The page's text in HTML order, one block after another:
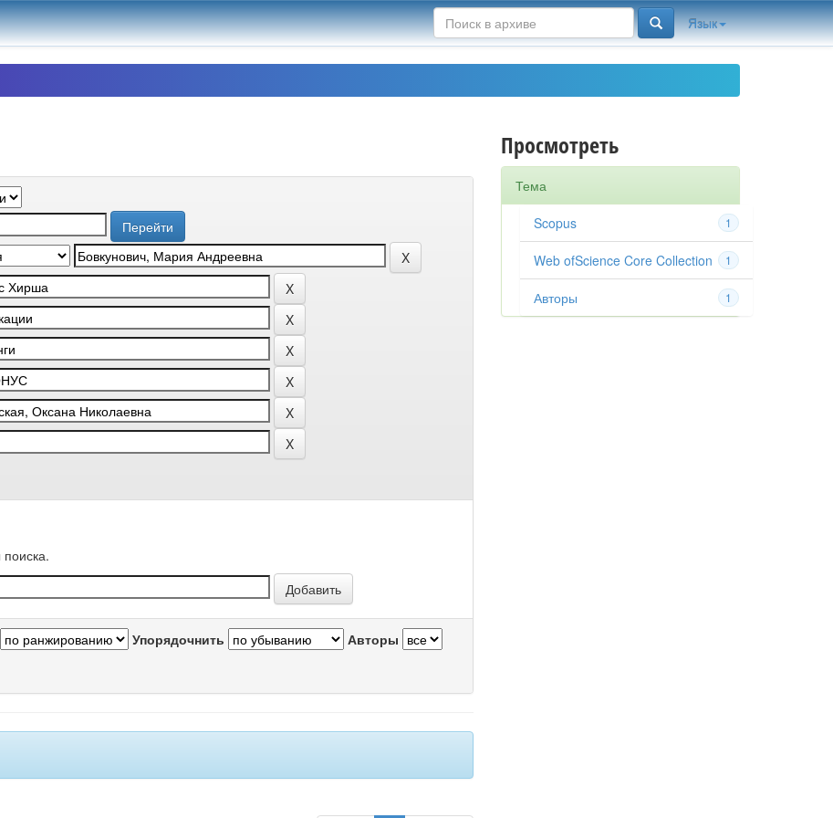
Язык
Упорядочнить Авторы
Просмотреть
Тема
1
Scopus
1
Web ofScience Core Collection
1
Авторы